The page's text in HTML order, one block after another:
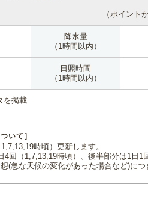
（ポイント
降水量
（1時間以内）
日照時間
（1時間以内）
を掲載
いて］
時頃）更新します。
4回（1,7,13,19時頃）、後半部分は1日1
(急な天候の変化があった場合など)に